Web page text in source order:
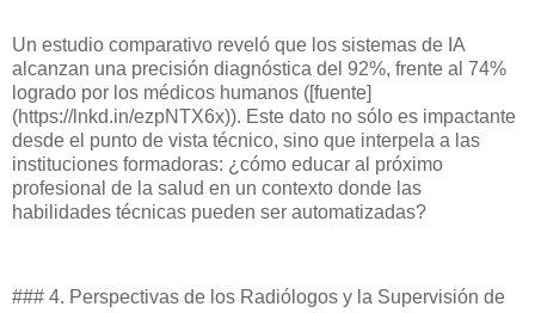
Un estudio comparativo reveló que los sistemas de IA
alcanzan una precisión diagnóstica del 92%, frente al 74%
logrado por los médicos humanos ([fuente]
(https://lnkd.in/ezpNTX6x)). Este dato no sólo es impactante
desde el punto de vista técnico, sino que interpela a las
instituciones formadoras: ¿cómo educar al próximo
profesional de la salud en un contexto donde las
habilidades técnicas pueden ser automatizadas?
### 4. Perspectivas de los Radiólogos y la Supervisión de